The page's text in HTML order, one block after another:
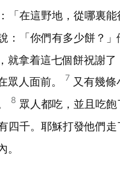
「在這野地，從哪裏
：「你們有多少餅？」
就拿着這七個餅祝謝了
眾人面前。
7 又有幾
8 眾人都吃，並且吃飽
四千。耶穌打發他們走
。